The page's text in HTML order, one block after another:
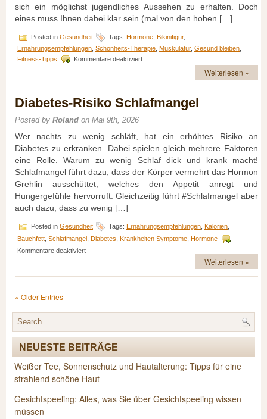
sich ein möglichst jugendliches Aussehen zu erhalten. Doch
eines muss Ihnen dabei klar sein (mal von den hohen […]
Posted in Gesundheit Tags: Hormone Bikinifigur,
Ernährungsempfehlungen Schönheits-Therapie Muskulatur, Gesund bleiben
Fitness-Tipps
Kommentare deaktiviertfür
&
–
Weg?
Weiterlesen »
Diabetes-Risiko Schlafmangel
Posted by Roland on Mai 9th, 2026
Wer nachts zu wenig schläft, hat ein erhöhtes Risiko an
Diabetes zu erkranken. Dabei spielen gleich mehrere Faktoren
eine Rolle. Warum zu wenig Schlaf dick und krank macht!
Schlafmangel führt dazu, dass der Körper vermehrt das Hormon
Grehlin ausschüttet, welches den Appetit anregt und
Hungergefühle hervorruft. Gleichzeitig führt #Schlafmangel aber
auch dazu, dass zu wenig […]
Posted in Gesundheit Tags: Ernährungsempfehlungen Kalorien
Bauchfett Schlafmangel Diabetes Krankheiten Symptome Hormone
Kommentare deaktiviertfür
Schlafmangel
Weiterlesen »
« Older Entries
NEUESTE BEITRÄGE
Weißer Tee, Sonnenschutz und Hautalterung: Tipps für eine
strahlend schöne Haut
Gesichtspeeling: Alles, was Sie über Gesichtspeeling wissen
müssen